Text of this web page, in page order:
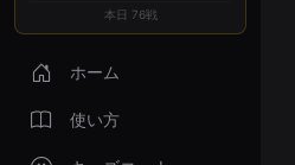
本日 76戦
ホーム
使い方